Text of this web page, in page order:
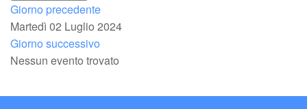
Giorno precedente
Martedì 02 Luglio 2024
Giorno successivo
Nessun evento trovato